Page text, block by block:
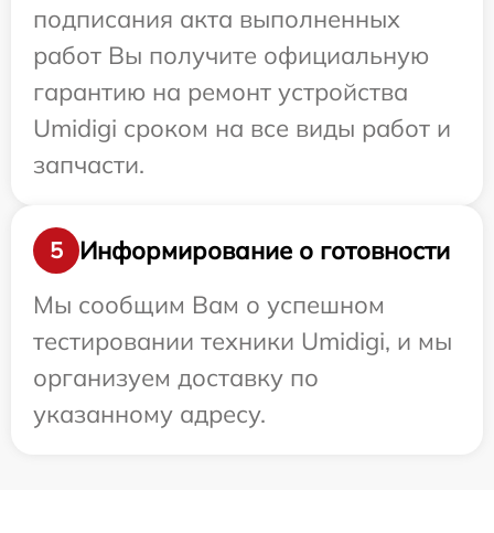
подписания акта выполненных
работ Вы получите официальную
гарантию на ремонт устройства
Umidigi сроком на все виды работ и
запчасти.
5
Информирование о готовности
Мы сообщим Вам о успешном
тестировании техники Umidigi, и мы
организуем доставку по
указанному адресу.